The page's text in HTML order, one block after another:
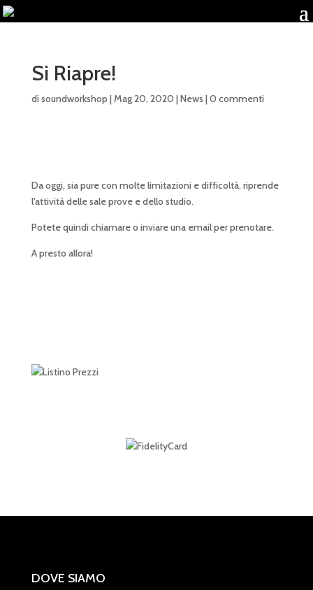
Si Riapre!
disoundworkshop |Mag 20, 2020 |News |0 commenti
Da oggi, sia pure con molte limitazioni e difficoltà, riprende
l'attività delle sale prove e dello studio.
Potete quindi chiamare o inviare una email per prenotare.
A presto allora!
DOVE SIAMO